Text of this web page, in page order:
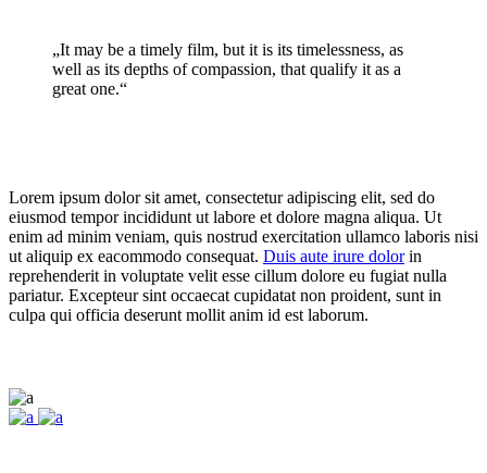
„It may be a timely film, but it is its timelessness, as
well as its depths of compassion, that qualify it as a
great one.“
Lorem ipsum dolor sit amet, consectetur adipiscing elit, sed do
eiusmod tempor incididunt ut labore et dolore magna aliqua. Ut
enim ad minim veniam, quis nostrud exercitation ullamco laboris nisi
ut aliquip ex eacommodo consequat. Duis aute irure dolorin
reprehenderit in voluptate velit esse cillum dolore eu fugiat nulla
pariatur. Excepteur sint occaecat cupidatat non proident, sunt in
culpa qui officia deserunt mollit anim id est laborum.